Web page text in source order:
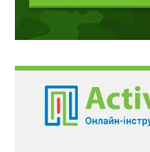
виходить збіг даних
а потім оформлює
господарська
наскільки вона
взаємопов’язаних